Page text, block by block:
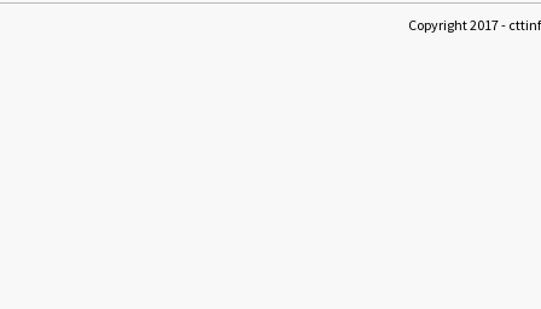
Copyright 2017 -